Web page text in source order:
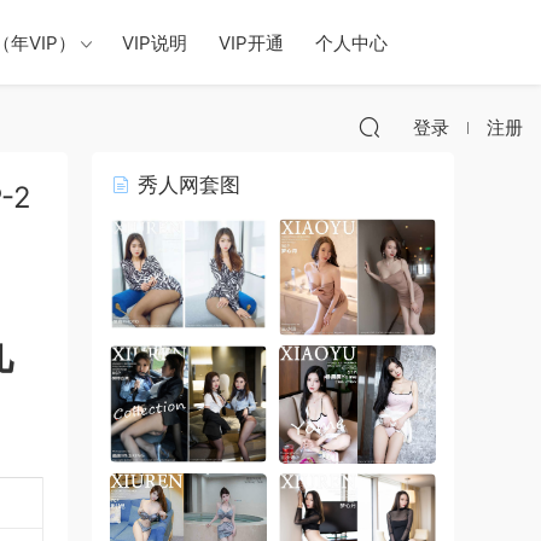
VIP） VIP说明 VIP开通 个人中心
登录 注册
2 秀人网套图